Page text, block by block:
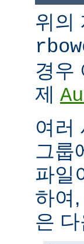
위의
경우
제
여러
그룹
파일
하여
은